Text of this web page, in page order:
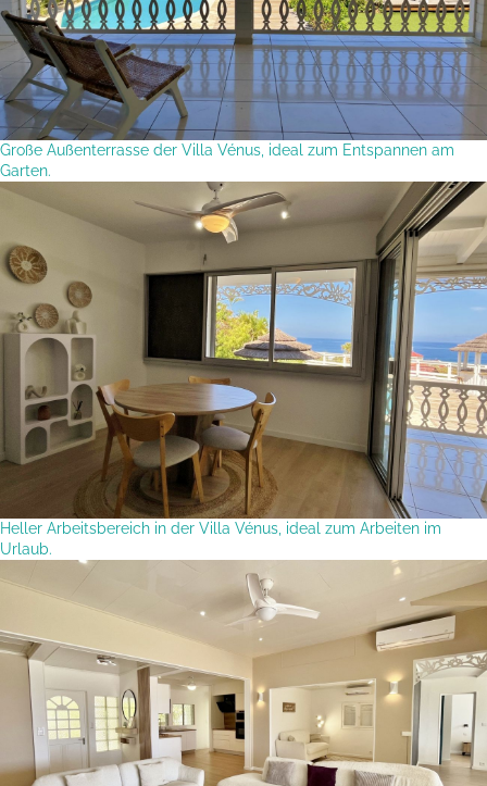
Große Außenterrasse der Villa Vénus, ideal zum Entspannen am
Garten.
Heller Arbeitsbereich in der Villa Vénus, ideal zum Arbeiten im
Urlaub.